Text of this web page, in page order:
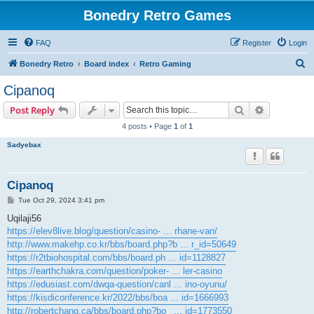
Bonedry Retro Games
FAQ Login
Register
Bonedry Retro Board index Retro Gaming
Cipanoq
Post Reply Search
4 posts • Page 1 of 1
Sadyebax
Cipanoq
P
s
t
Tue Oct 29, 2024 3:41 pm
Uqilaji56
https://elev8live.blog/question/casino- ... rhane-van/
http://www.makehp.co.kr/bbs/board.php?b ... r_id=50649
https://r2tbiohospital.com/bbs/board.ph ... id=1128827
https://earthchakra.com/question/poker- ... ler-casino
https://edusiast.com/dwqa-question/canl ... ino-oyunu/
https://kisdiconference.kr/2022/bbs/boa ... id=1666993
http://robertchang.ca/bbs/board.php?bo_ ... id=1773550